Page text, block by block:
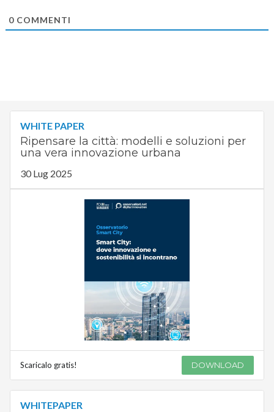
0COMMENTI
WHITE PAPER
Ripensare la città: modelli e soluzioni per
una vera innovazione urbana
30 Lug 2025
Scaricalo gratis! DOWNLOAD
WHITEPAPER